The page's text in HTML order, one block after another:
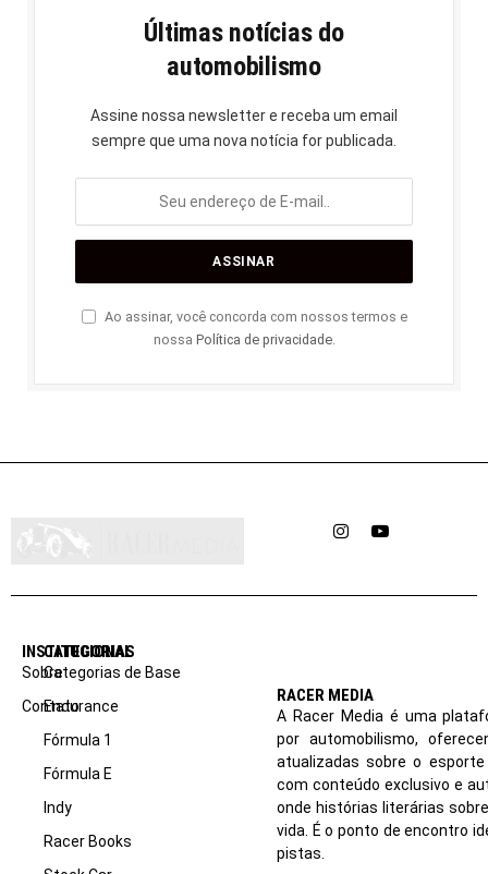
Últimas notícias do
automobilismo
Assine nossa newsletter e receba um email
sempre que uma nova notícia for publicada.
Ao assinar, você concorda com nossos termos e
nossa Política de privacidade.
InstagramYouTube
INSTITUCIONAL
Sobre
Contato
CATEGORIAS
Categorias de Base
Endurance
Fórmula 1
Fórmula E
Indy
Racer Books
RACER MEDIA
A Racer Media é uma
por automobilismo,
atualizadas sobre o
com conteúdo exclusivo e
onde histórias literárias
vida. É o ponto de encontro
pistas.